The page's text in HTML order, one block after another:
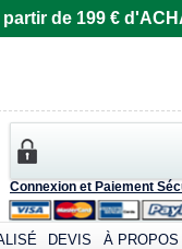
de 199 €
Connexion et Paiement
DEVIS À PROPOS